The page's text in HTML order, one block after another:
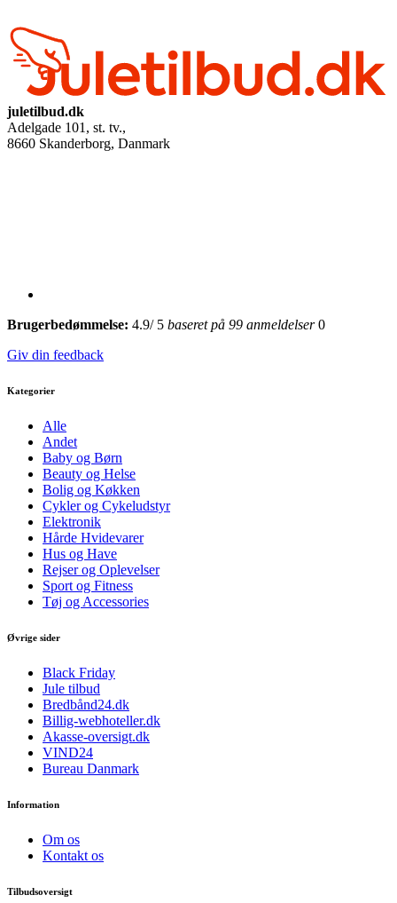
juletilbud.dk
Adelgade 101, st. tv.,
8660 Skanderborg, Danmark
Brugerbedømmelse: 4.9/ 5 baseret på 99 anmeldelser0
Giv din feedback
Kategorier
Alle
Andet
Baby og Børn
Beauty og Helse
Bolig og Køkken
Cykler og Cykeludstyr
Elektronik
Hårde Hvidevarer
Hus og Have
Rejser og Oplevelser
Sport og Fitness
Tøj og Accessories
Øvrige sider
Black Friday
Jule tilbud
Bredbånd24.dk
Billig-webhoteller.dk
Akasse-oversigt.dk
VIND24
Bureau Danmark
Information
Om os
Kontakt os
Tilbudsoversigt